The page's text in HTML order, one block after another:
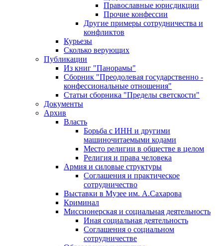
Православные юрисдикции
Прочие конфессии
Другие примеры сотрудничества и
конфликтов
Курьезы
Сколько верующих
Публикации
Из книг "Панорамы"
Сборник "Преодолевая государственно -
конфессиональные отношения"
Статьи сборника "Пределы светскости"
Документы
Архив
Власть
Борьба с ИНН и другими
машиночитаемыми кодами
Место религии в обществе в целом
Религия и права человека
Армия и силовые структуры
Соглашения и практическое
сотрудничество
Выставки в Музее им. А.Сахарова
Криминал
Миссионерская и социальная деятельность
Иная социальная деятельность
Соглашения о социальном
сотрудничестве